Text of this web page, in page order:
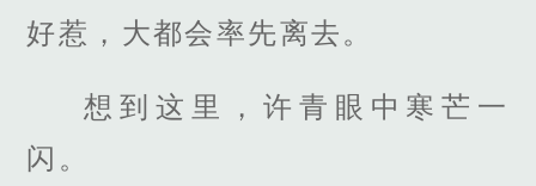
好惹，大都会率先离去。
想到这里，许青眼中寒芒一
闪。